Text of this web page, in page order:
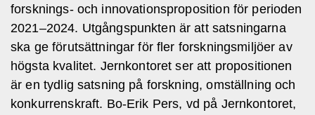
forsknings- och innovationsproposition för perioden
2021–2024. Utgångspunkten är att satsningarna
ska ge förutsättningar för fler forskningsmiljöer av
högsta kvalitet. Jernkontoret ser att propositionen
är en tydlig satsning på forskning, omställning och
konkurrenskraft. Bo-Erik Pers, vd på Jernkontoret,